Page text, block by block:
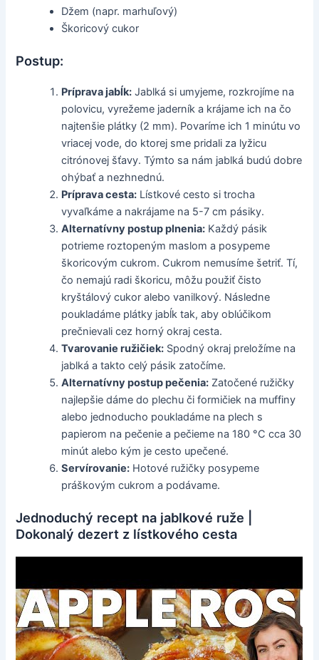
Džem (napr. marhuľový)
Škoricový cukor
Postup:
Príprava jabĺk: Jablká si umyjeme, rozkrojíme na
polovicu, vyrežeme jaderník a krájame ich na čo
najtenšie plátky (2 mm). Povaríme ich 1 minútu vo
vriacej vode, do ktorej sme pridali za lyžicu
citrónovej šťavy. Týmto sa nám jablká budú dobre
ohýbať a nezhnednú.
Príprava cesta: Lístkové cesto si trocha
vyvaľkáme a nakrájame na 5-7 cm pásiky.
Alternatívny postup plnenia: Každý pásik
potrieme roztopeným maslom a posypeme
škoricovým cukrom. Cukrom nemusíme šetriť. Tí,
čo nemajú radi škoricu, môžu použiť čisto
kryštálový cukor alebo vanilkový. Následne
poukladáme plátky jabĺk tak, aby oblúčikom
prečnievali cez horný okraj cesta.
Tvarovanie ružičiek: Spodný okraj preložíme na
jablká a takto celý pásik zatočíme.
Alternatívny postup pečenia: Zatočené ružičky
najlepšie dáme do plechu či formičiek na muffiny
alebo jednoducho poukladáme na plech s
papierom na pečenie a pečieme na 180 °C cca 30
minút alebo kým je cesto upečené.
Servírovanie: Hotové ružičky posypeme
práškovým cukrom a podávame.
Jednoduchý recept na jablkové ruže |
Dokonalý dezert z lístkového cesta